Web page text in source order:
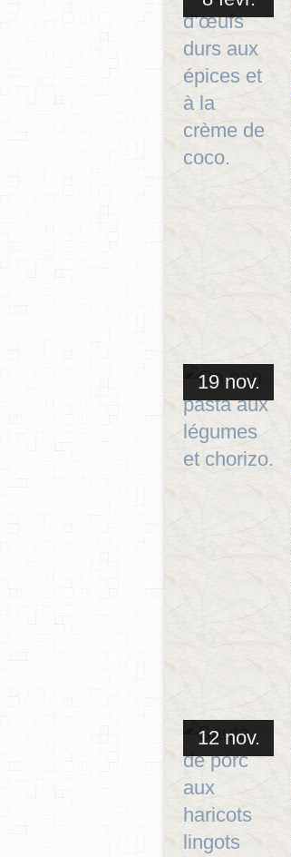
19 nov.
12 nov.